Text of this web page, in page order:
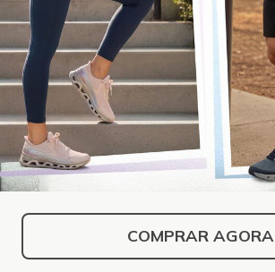
COMPRAR AGORA